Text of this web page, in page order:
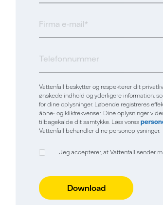
Vattenfall beskytter og respekterer dit
ønskede indhold og yderligere information,
for dine oplysninger. Løbende registreres
åbne- og klikfrekvenser. Dine oplysninger
tilbagekalde dit samtykke. Læs vores
Vattenfall behandler dine personoplysninger.
Jeg accepterer, at Vattenfall sender